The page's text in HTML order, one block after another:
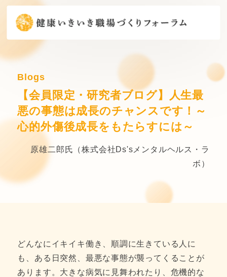
Blogs
【会員限定・研究者ブログ】人生最
悪の事態は成長のチャンスです！～
心的外傷後成長をもたらすには～
原雄二郎氏（株式会社Ds'sメンタルヘルス・ラ
ボ）
どんなにイキイキ働き、順調に生きている人に
も、ある日突然、最悪な事態が襲ってくることが
あります。大きな病気に見舞われたり、危機的な